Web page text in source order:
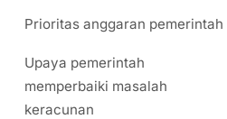
Prioritas anggaran pemerintah
Upaya pemerintah
memperbaiki masalah
keracunan